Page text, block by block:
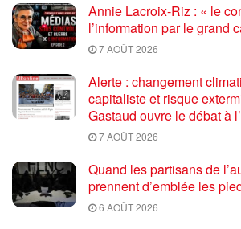
Annie Lacroix-Riz : « le
l’information par le grand
7 AOÛT 2026
Alerte : changement
capitaliste et risque
Gastaud ouvre le débat à
7 AOÛT 2026
Quand les partisans de
prennent d’emblée les
6 AOÛT 2026